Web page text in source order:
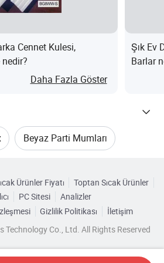
yapıyor musunuz?
ne kadar?
olarak sunabiliriz ancak açık
ödemesidir
Cennet Kulesi,
Daha Fazla Göster
Şık Ev
Barlar
Beyaz Parti Mumları
Beyaz Kokulu Mumlar
Gözat
Ürünler Fiyatı
Toptan Sıcak Ürünler
PC Sitesi
Analizler
Gizlilik Politikası
İletişim
Co., Ltd. All Rights Reserved